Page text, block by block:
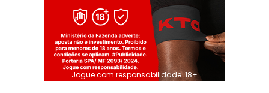
Jogue com responsabilidade. 18+